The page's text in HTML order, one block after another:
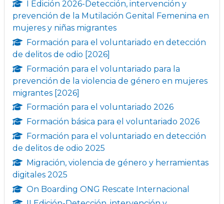
I Edición 2026-Detección, intervención y
prevención de la Mutilación Genital Femenina en
mujeres y niñas migrantes
Formación para el voluntariado en detección
de delitos de odio [2026]
Formación para el voluntariado para la
prevención de la violencia de género en mujeres
migrantes [2026]
Formación para el voluntariado 2026
Formación básica para el voluntariado 2026
Formación para el voluntariado en detección
de delitos de odio 2025
Migración, violencia de género y herramientas
digitales 2025
On Boarding ONG Rescate Internacional